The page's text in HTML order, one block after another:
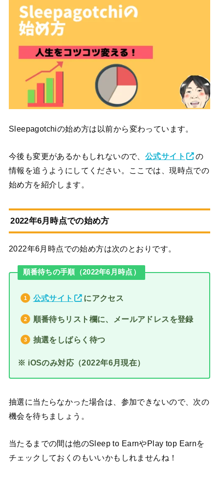
Sleepagotchiの始め方は以前から変わっています。
今後も変更があるかもしれないので、 公式サイト
の
情報を追うようにしてください。ここでは、現時点での
始め方を紹介します。
2022年6月時点での始め方
2022年6月時点での始め方は次のとおりです。
順番待ちの手順（2022年6月時点）
公式サイト にアクセス
順番待ちリスト欄に、メールアドレスを登録
抽選をしばらく待つ
※ iOSのみ対応（2022年6月現在）
抽選に当たらなかった場合は、参加できないので、次の
機会を待ちましょう。
当たるまでの間は他のSleep to EarnやPlay top Earnを
チェックしておくのもいいかもしれませんね！